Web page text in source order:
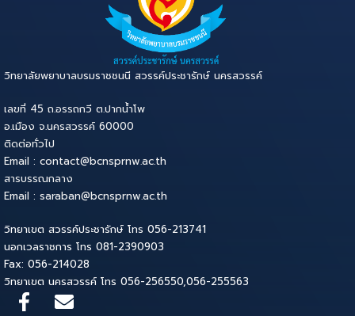
วิทยาลัยพยาบาลบรมราชชนนี สวรรค์ประชารักษ์ นครสวรรค์
เลขที่ 45 ถ.อรรถกวี ต.ปากน้ำโพ
อ.เมือง จ.นครสวรรค์ 60000
ติดต่อทั่วไป
Email : contact@bcnsprnw.ac.th
สารบรรณกลาง
Email : saraban@bcnsprnw.ac.th
วิทยาเขต สวรรค์ประชารักษ์ โทร 056-213741
นอกเวลราชการ โทร 081-2390903
Fax: 056-214028
วิทยาเขต นครสวรรค์ โทร 056-256550,056-255563